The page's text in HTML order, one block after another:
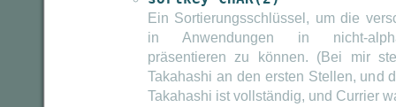
Ein Sortierungsschlüssel, um die
in Anwendungen in nicht-
präsentieren zu können. (Bei mir
Takahashi an den ersten Stellen, und
Takahashi ist vollständig, und Currier